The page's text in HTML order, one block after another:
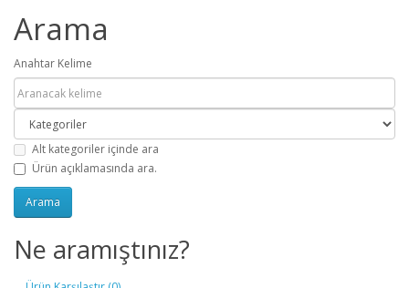
Arama
Anahtar Kelime
Alt kategoriler içinde ara
Ürün açıklamasında ara.
Ne aramıştınız?